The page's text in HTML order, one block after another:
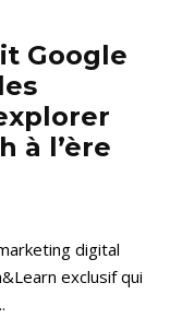
Google
à l’ère
digital
exclusif qui